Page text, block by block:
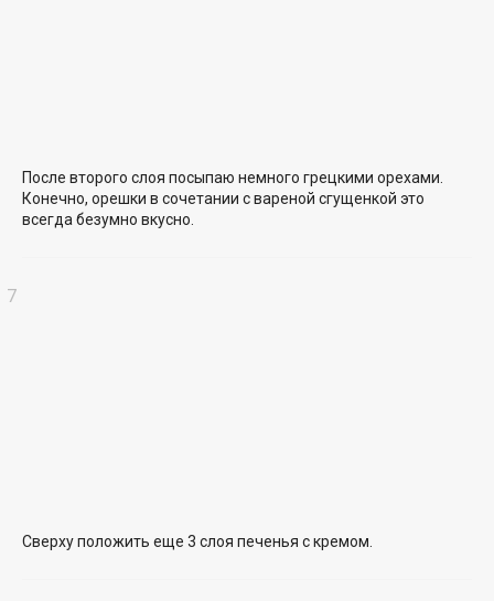
После второго слоя посыпаю немного грецкими орехами.
Конечно, орешки в сочетании с вареной сгущенкой это
всегда безумно вкусно.
Сверху положить еще 3 слоя печенья с кремом.